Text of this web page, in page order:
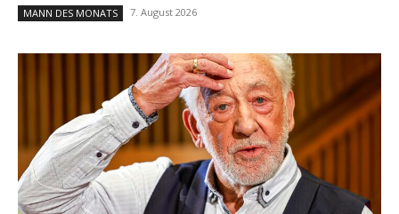
MANN DES MONATS 7. August 2026